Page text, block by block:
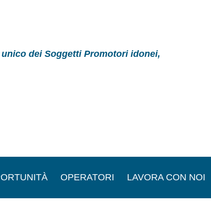
dei Soggetti Promotori idonei,
OPERATORI LAVORA CON NOI